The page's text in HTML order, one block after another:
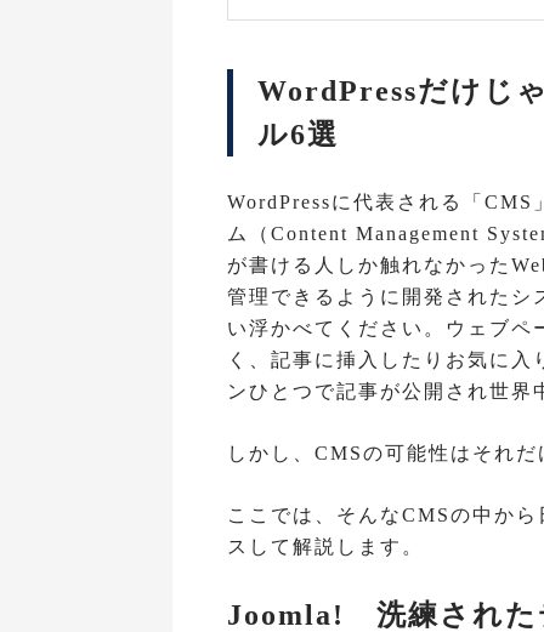
WordPressだけじ
ル6選
WordPressに代表される「
ム（Content Management
が書ける人しか触れなかった
管理できるように開発されたシ
い浮かべてください。ウェブ
く、記事に挿入したりお気に
ンひとつで記事が公開され世
しかし、CMSの可能性はそれ
ここでは、そんなCMSの中か
スして解説します。
Joomla! 洗練された